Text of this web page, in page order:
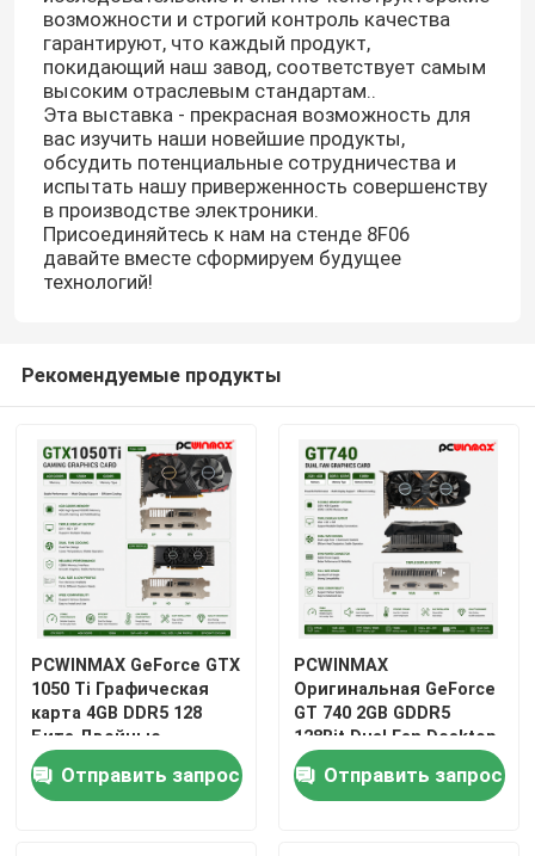
возможности и строгий контроль качества
гарантируют, что каждый продукт,
покидающий наш завод, соответствует самым
высоким отраслевым стандартам..
Эта выставка - прекрасная возможность для
вас изучить наши новейшие продукты,
обсудить потенциальные сотрудничества и
испытать нашу приверженность совершенству
в производстве электроники.
Присоединяйтесь к нам на стенде 8F06 
давайте вместе сформируем будущее
технологий!
Рекомендуемые продукты
PCWINMAX GeForce GTX
1050 Ti Графическая
карта 4GB DDR5 128
Бита Двойные
вентиляторы 650MHz
1800MHz Частота
Отправить запрос
PCWINMAX
Оригинальная GeForce
GT 740 2GB GDDR5
128Bit Dual Fan Desktop
VGA HD DVI
Графическая карта
Отправить запрос